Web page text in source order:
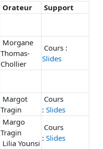
Orateur
Support
Morgane
Thomas-
Chollier
Cours :
Slides
Margot
Tragin
Cours
: Slides
Margo
Tragin
Lilia Younsi
Cours
: Slides